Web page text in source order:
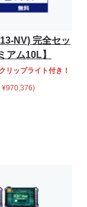
NV) 完全セッ
アム10L】
リップライト付き！
¥970,376)